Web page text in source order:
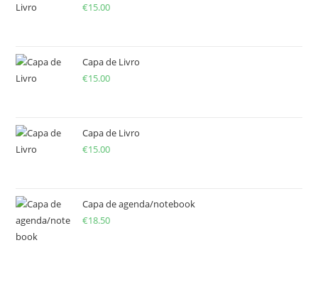
€15.00
Capa de Livro
€15.00
Capa de Livro
€15.00
Capa de agenda/notebook
€18.50